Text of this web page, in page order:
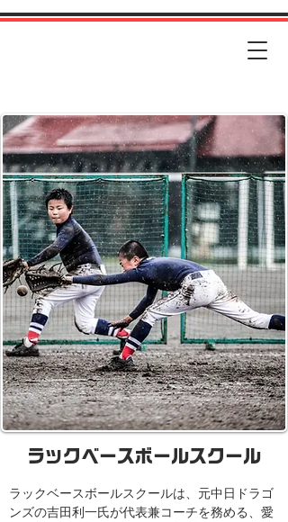
ラックベースボールスクール
ラックベースボールスクールは、元中日ドラゴ
ンズの吉田利一氏が代表兼コーチを務める、愛